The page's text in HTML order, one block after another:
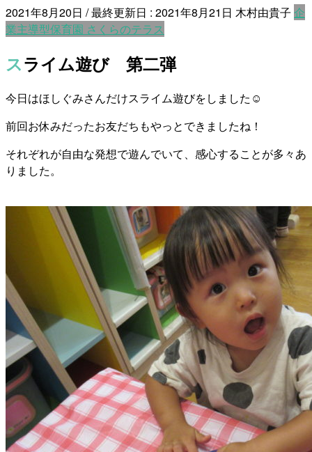
2021年8月20日 / 最終更新日 : 2021年8月21日 木村由貴子 企
業主導型保育園 さくらのテラス
スライム遊び 第二弾
今日はほしぐみさんだけスライム遊びをしました☺
前回お休みだったお友だちもやっとできましたね！
それぞれが自由な発想で遊んでいて、感心することが多々あ
りました。